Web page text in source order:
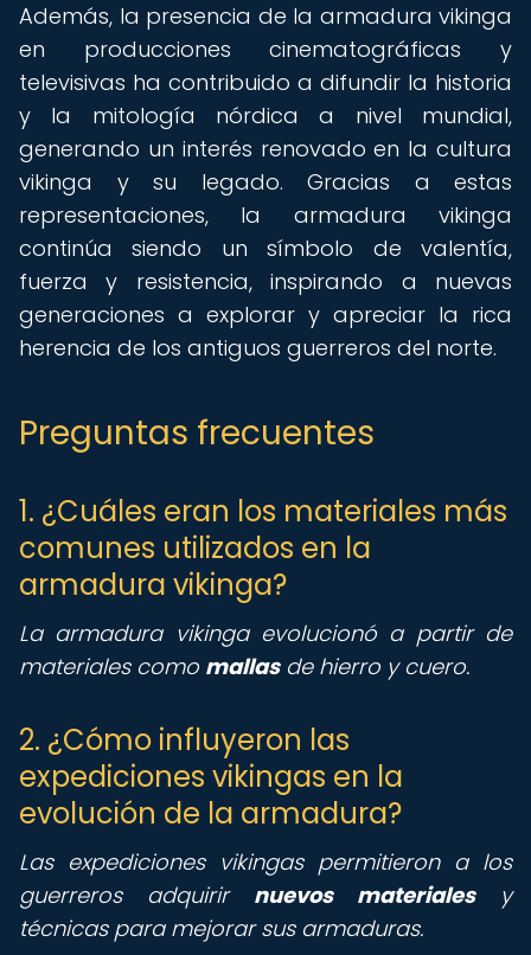
Además, la presencia de la armadura vikinga
en producciones cinematográficas y
televisivas ha contribuido a difundir la historia
y la mitología nórdica a nivel mundial,
generando un interés renovado en la cultura
vikinga y su legado. Gracias a estas
representaciones, la armadura vikinga
continúa siendo un símbolo de valentía,
fuerza y resistencia, inspirando a nuevas
generaciones a explorar y apreciar la rica
herencia de los antiguos guerreros del norte.
Preguntas frecuentes
1. ¿Cuáles eran los materiales más
comunes utilizados en la
armadura vikinga?
La armadura vikinga evolucionó a partir de
materiales como mallasde hierro y cuero.
2. ¿Cómo influyeron las
expediciones vikingas en la
evolución de la armadura?
Las expediciones vikingas permitieron a los
guerreros adquirir nuevos materialesy
técnicas para mejorar sus armaduras.